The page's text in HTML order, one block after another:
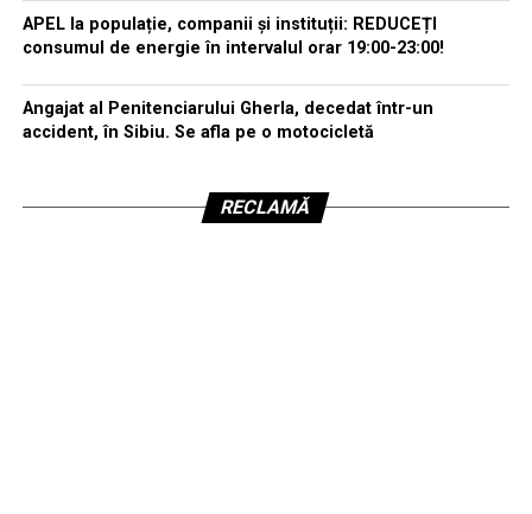
APEL la populație, companii și instituții: REDUCEȚI
consumul de energie în intervalul orar 19:00-23:00!
Angajat al Penitenciarului Gherla, decedat într-un
accident, în Sibiu. Se afla pe o motocicletă
RECLAMĂ